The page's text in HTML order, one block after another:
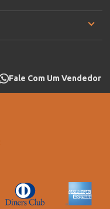
Fale Com Um Vendedor